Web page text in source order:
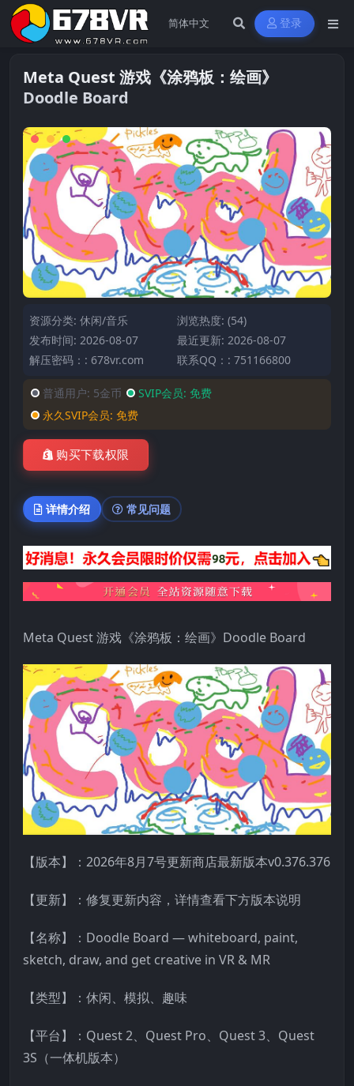
登录
Meta Quest 游戏《涂鸦板：绘画》
Doodle Board
资源分类: 休闲/音乐
浏览热度: (54)
发布时间: 2026-08-07
最近更新: 2026-08-07
解压密码：: 678vr.com
联系QQ：: 751166800
普通用户: 5金币 SVIP会员: 免费
永久SVIP会员: 免费
购买下载权限
详情介绍 常见问题
Meta Quest 游戏《涂鸦板：绘画》Doodle Board
【版本】：2026年8月7号更新商店最新版本v0.376.376
【更新】：修复更新内容，详情查看下方版本说明
【名称】：Doodle Board — whiteboard, paint,
sketch, draw, and get creative in VR & MR
【类型】：休闲、模拟、趣味
【平台】：Quest 2、Quest Pro、Quest 3、Quest
3S（一体机版本）